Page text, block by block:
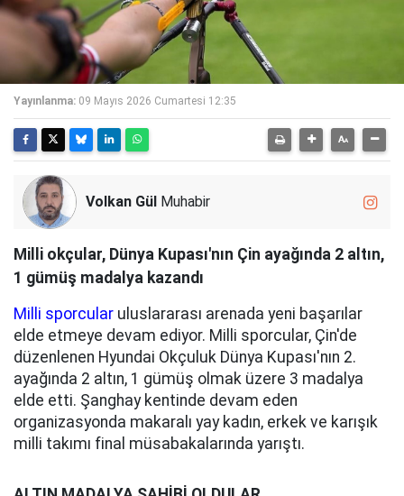
Yayınlanma: 09 Mayıs 2026 Cumartesi 12:35
Volkan Gül Muhabir
Milli okçular, Dünya Kupası'nın Çin ayağında 2 altın,
1 gümüş madalya kazandı
Milli sporcular uluslararası arenada yeni başarılar
elde etmeye devam ediyor. Milli sporcular, Çin'de
düzenlenen Hyundai Okçuluk Dünya Kupası'nın 2.
ayağında 2 altın, 1 gümüş olmak üzere 3 madalya
elde etti. Şanghay kentinde devam eden
organizasyonda makaralı yay kadın, erkek ve karışık
milli takımı final müsabakalarında yarıştı.